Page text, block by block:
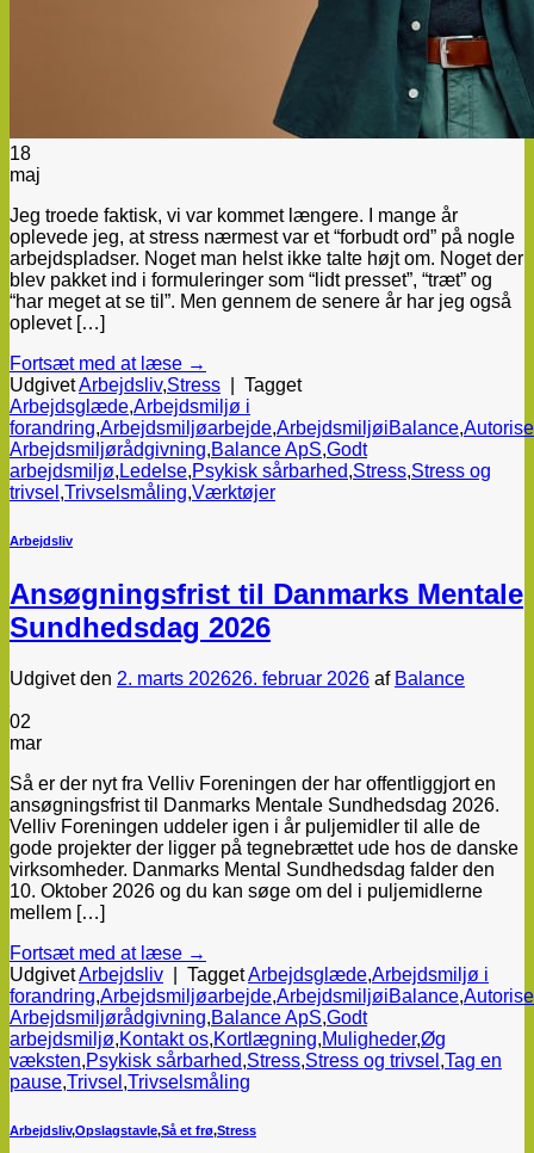
18
maj
Jeg troede faktisk, vi var kommet længere. I mange år
oplevede jeg, at stress nærmest var et “forbudt ord” på nogle
arbejdspladser. Noget man helst ikke talte højt om. Noget der
blev pakket ind i formuleringer som “lidt presset”, “træt” og
“har meget at se til”. Men gennem de senere år har jeg også
oplevet […]
Fortsæt med at læse →
UdgivetArbejdsliv,Stress
Tagget
Arbejdsglæde,Arbejdsmiljø i
forandring,Arbejdsmiljøarbejde,ArbejdsmiljøiBalance,
Arbejdsmiljørådgivning,Balance ApS,Godt
arbejdsmiljø, Ledelse,Psykisk sårbarhed,Stress,Stress og
trivsel ,Trivselsmåling,Værktøjer
Arbejdsliv
Ansøgningsfrist til Danmarks Mentale
Sundhedsdag 2026
Udgivet den 2. marts 202626. februar 2026 af Balance
02
mar
Så er der nyt fra Velliv Foreningen der har offentliggjort en
ansøgningsfrist til Danmarks Mentale Sundhedsdag 2026.
Velliv Foreningen uddeler igen i år puljemidler til alle de
gode projekter der ligger på tegnebrættet ude hos de danske
virksomheder. Danmarks Mental Sundhedsdag falder den
10. Oktober 2026 og du kan søge om del i puljemidlerne
mellem […]
Fortsæt med at læse →
UdgivetArbejdsliv TaggetArbejdsglæde,Arbejdsmiljø i
forandring,Arbejdsmiljøarbejde,ArbejdsmiljøiBalance,
Arbejdsmiljørådgivning,Balance ApS,Godt
arbejdsmiljø,Kontakt os,Kortlægning,Muligheder,Øg
væksten,Psykisk sårbarhed,Stress,Stress og trivsel ,Tag en
pause,Trivsel ,Trivselsmåling
Arbejdsliv,Opslagstavle,Så et frø,Stress